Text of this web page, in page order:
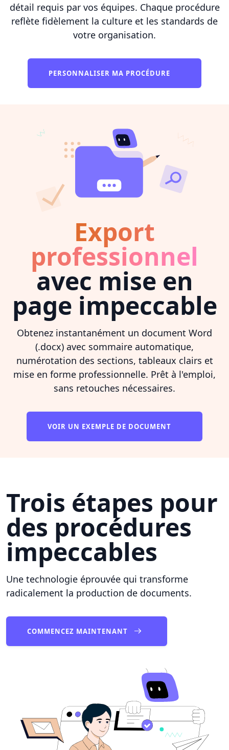
détail requis par vos équipes. Chaque procédure
reflète fidèlement la culture et les standards de
votre organisation.
PERSONNALISER MA PROCÉDURE
Export
professionnel
avec mise en
page impeccable
Obtenez instantanément un document Word
(.docx) avec sommaire automatique,
numérotation des sections, tableaux clairs et
mise en forme professionnelle. Prêt à l'emploi,
sans retouches nécessaires.
VOIR UN EXEMPLE DE DOCUMENT
Trois étapes pour
des procédures
impeccables
Une technologie éprouvée qui transforme
radicalement la production de documents.
COMMENCEZ MAINTENANT